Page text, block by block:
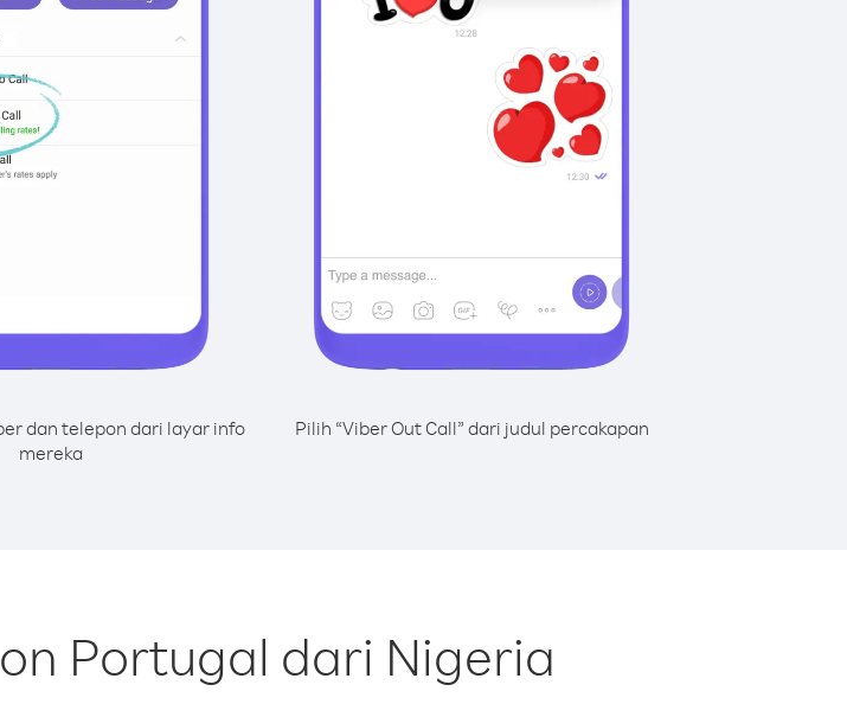
dan telepon dari layar info
mereka
Pilih “Viber Out Call” dari judul percakapan
Portugal dari Nigeria